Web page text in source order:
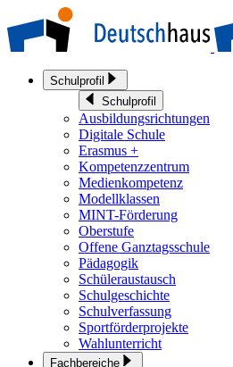
Schulprofil
Schulprofil
Ausbildungsrichtungen
Digitale Schule
Erasmus +
Kompetenzzentrum
Medienkompetenz
Modellklassen
MINT-Förderung
Oberstufe
Offene Ganztagsschule
Pädagogik
Schüleraustausch
Schulgeschichte
Schulverfassung
Sportförderprojekte
Wahlunterricht
Fachbereiche